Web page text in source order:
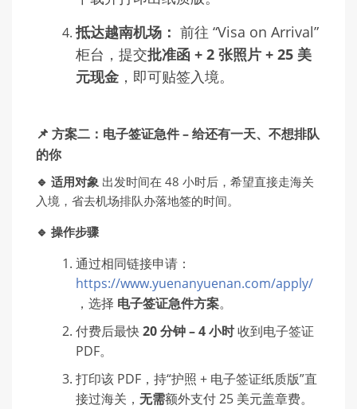
抵达越南机场： 前往 “Visa on Arrival”
柜台，提交批准函 + 2 张照片 + 25 美
元现金 ，即可贴签入境。
📌 方案二：电子签证急件 – 给还有一天、不想排队
的你
🔹 适用对象 出发时间在 48 小时后，希望直接走海关
入境，省去机场排队办落地签的时间。
🔹 操作步骤
通过相同链接申请：
https://www.yuenanyuenan.com/apply/
，选择 电子签证急件方案。
付费后最快20 分钟 – 4 小时收到电子签证
PDF。
打印该 PDF，持“护照 + 电子签证纸质版”直
接过海关， 无需额外支付 25 美元盖章费。